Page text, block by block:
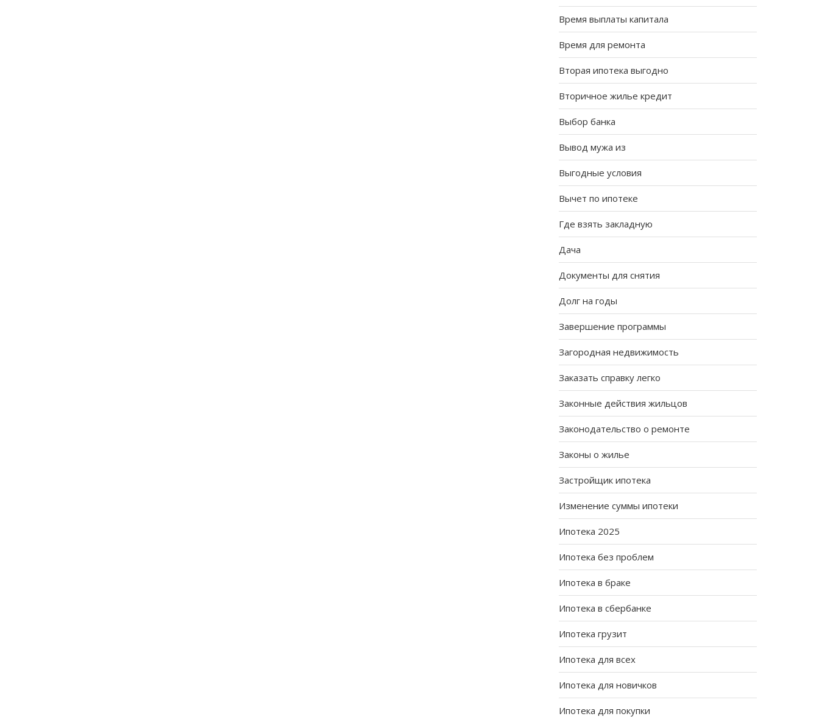
Время выплаты капитала
Время для ремонта
Вторая ипотека выгодно
Вторичное жилье кредит
Выбор банка
Вывод мужа из
Выгодные условия
Вычет по ипотеке
Где взять закладную
Дача
Документы для снятия
Долг на годы
Завершение программы
Загородная недвижимость
Заказать справку легко
Законные действия жильцов
Законодательство о ремонте
Законы о жилье
Застройщик ипотека
Изменение суммы ипотеки
Ипотека 2025
Ипотека без проблем
Ипотека в браке
Ипотека в сбербанке
Ипотека грузит
Ипотека для всех
Ипотека для новичков
Ипотека для покупки